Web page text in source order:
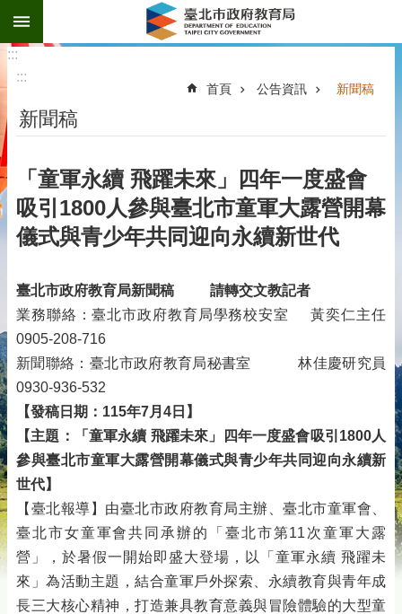
跳到主要內容區塊
:::
:::
首頁 公告資訊 新聞稿
新聞稿
「童軍永續 飛躍未來」四年一度盛會
吸引1800人參與臺北市童軍大露營開幕
儀式與青少年共同迎向永續新世代
臺北市政府教育局新聞稿
請轉交文教記者
業務聯絡：臺北市政府教育局學務校安室 黃奕仁主任
0905-208-716
新聞聯絡：臺北市政府教育局秘書室 林佳慶研究員
0930-936-532
【發稿日期：115年7月4日】
【主題：「童軍永續 飛躍未來」四年一度盛會吸引1800人
參與臺北市童軍大露營開幕儀式與青少年共同迎向永續新
世代】
【臺北報導】由臺北市政府教育局主辦、臺北市童軍會、
臺北市女童軍會共同承辦的「臺北市第11次童軍大露
營」，於暑假一開始即盛大登場，以「童軍永續 飛躍未
來」為活動主題，結合童軍戶外探索、永續教育與青年成
長三大核心精神，打造兼具教育意義與冒險體驗的大型童